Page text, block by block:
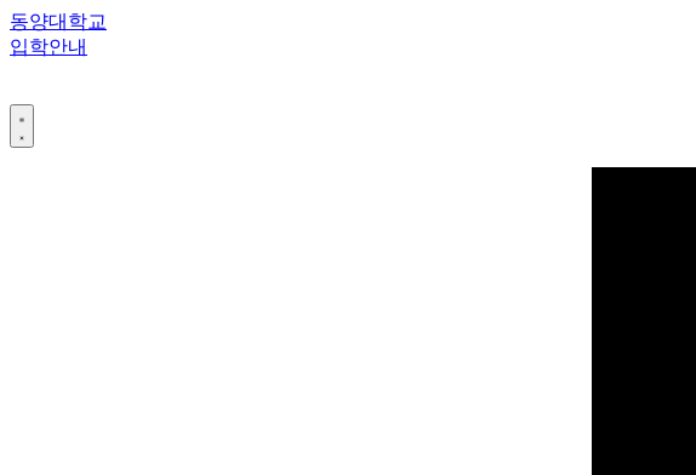
콘
텐
건
너
동양대학교
입학안내